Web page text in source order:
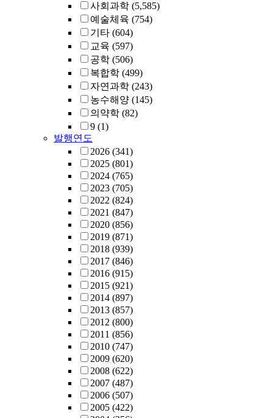
사회과학 (5,585)
예술체육 (754)
기타 (604)
교육 (597)
공학 (506)
복합학 (499)
자연과학 (243)
농수해양 (145)
의약학 (82)
9 (1)
발행연도
2026 (341)
2025 (801)
2024 (765)
2023 (705)
2022 (824)
2021 (847)
2020 (856)
2019 (871)
2018 (939)
2017 (846)
2016 (915)
2015 (921)
2014 (897)
2013 (857)
2012 (800)
2011 (856)
2010 (747)
2009 (620)
2008 (622)
2007 (487)
2006 (507)
2005 (422)